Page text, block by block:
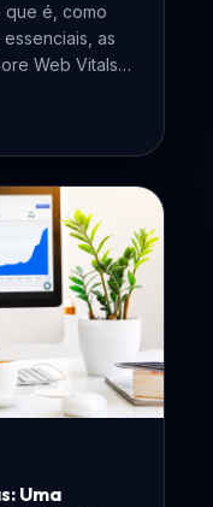
que é, como
as
Web Vitals,
Uma